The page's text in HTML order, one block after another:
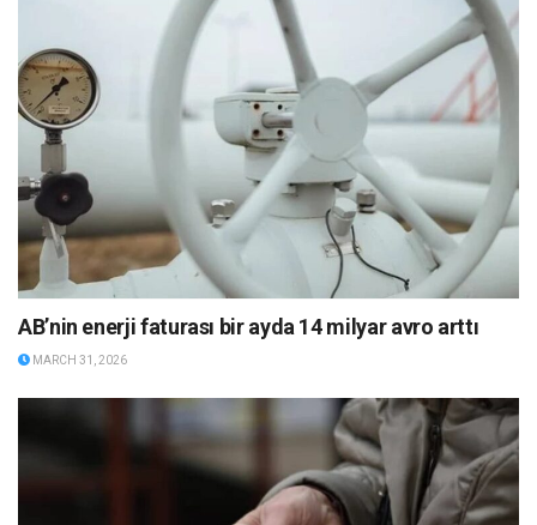
AB’nin enerji faturası bir ayda 14 milyar avro arttı
MARCH 31, 2026